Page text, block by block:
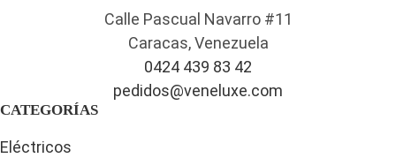
Calle Pascual Navarro #11
Caracas, Venezuela
0424 439 83 42
pedidos@veneluxe.com
CATEGORÍAS
Eléctricos